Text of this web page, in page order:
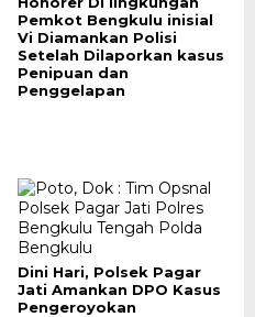
Pemkot Bengkulu inisial
Vi Diamankan Polisi
Setelah Dilaporkan kasus
Penipuan dan
Penggelapan
Dini Hari, Polsek Pagar
Jati Amankan DPO Kasus
Pengeroyokan